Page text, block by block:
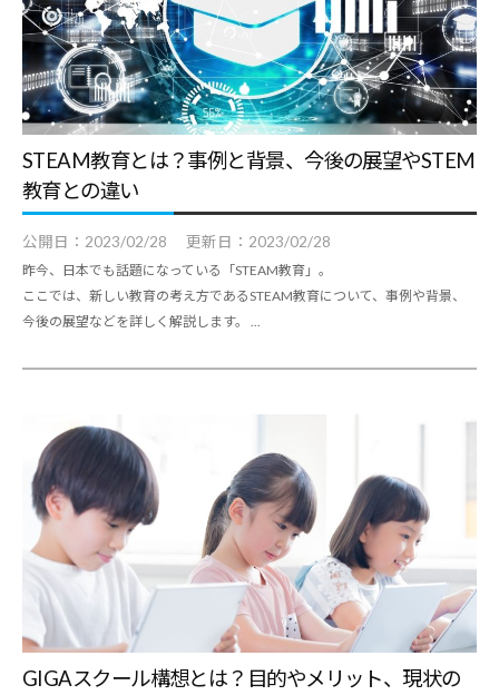
STEAM教育とは？事例と背景、今後の展望やSTEM
教育との違い
公開日： 2023/02/28 更新日： 2023/02/28
昨今、日本でも話題になっている「STEAM教育」。
ここでは、新しい教育の考え方であるSTEAM教育について、事例や背景、
今後の展望などを詳しく解説します。 ...
GIGAスクール構想とは？目的やメリット、現状の